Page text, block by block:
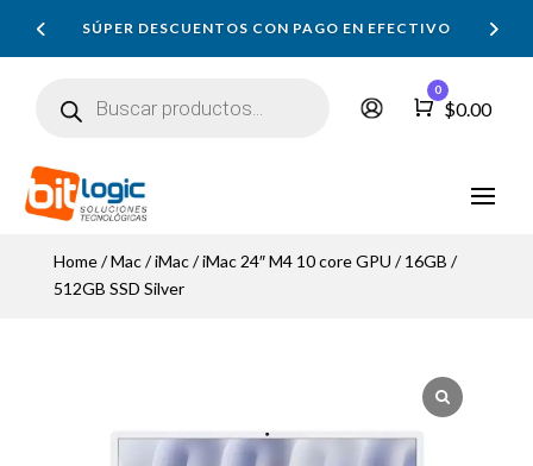
SÚPER DESCUENTOS CON PAGO EN EFECTIVO
productos
Carro
0
$0.00
Home/Mac/iMac/ iMac 24″ M4 10 core GPU / 16GB /
512GB SSD Silver